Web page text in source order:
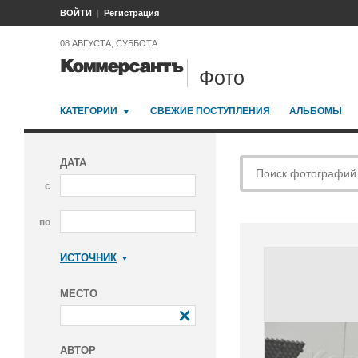
ВОЙТИ Регистрация
08 АВГУСТА, СУББОТА
Фото
КАТЕГОРИИ СВЕЖИЕ ПОСТУПЛЕНИЯ АЛЬБОМЫ
ДАТА
с
по
ИСТОЧНИК
МЕСТО
АВТОР